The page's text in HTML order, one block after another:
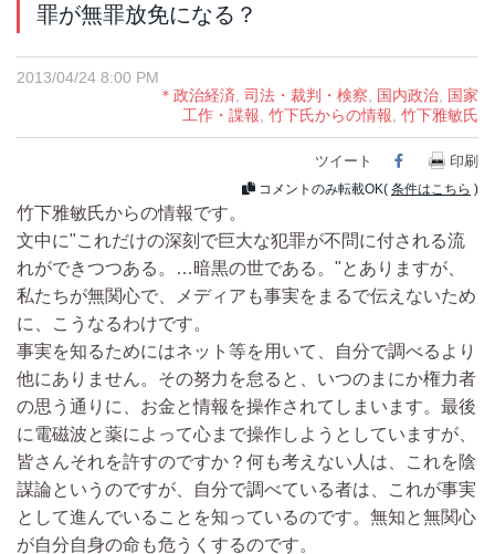
罪が無罪放免になる？
2013/04/24 8:00 PM
＊政治経済 司法・裁判・検察 国内政治 国家
工作・諜報 竹下氏からの情報 竹下雅敏氏
ツイート Facebook
印刷
コメントのみ転載OK( 条件はこちら )
竹下雅敏氏からの情報です。
文中に"これだけの深刻で巨大な犯罪が不問に付される流
れができつつある。…暗黒の世である。"とありますが、
私たちが無関心で、メディアも事実をまるで伝えないため
に、こうなるわけです。
事実を知るためにはネット等を用いて、自分で調べるより
他にありません。その努力を怠ると、いつのまにか権力者
の思う通りに、お金と情報を操作されてしまいます。最後
に電磁波と薬によって心まで操作しようとしていますが、
皆さんそれを許すのですか？何も考えない人は、これを陰
謀論というのですが、自分で調べている者は、これが事実
として進んでいることを知っているのです。無知と無関心
が自分自身の命も危うくするのです。